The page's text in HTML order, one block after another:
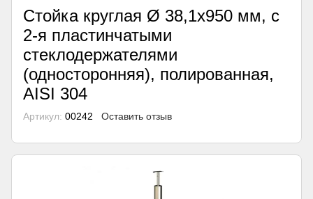
Стойка круглая Ø 38,1х950 мм, с
2-я пластинчатыми
стеклодержателями
(односторонняя), полированная,
AISI 304
Артикул: 00242 Оставить отзыв